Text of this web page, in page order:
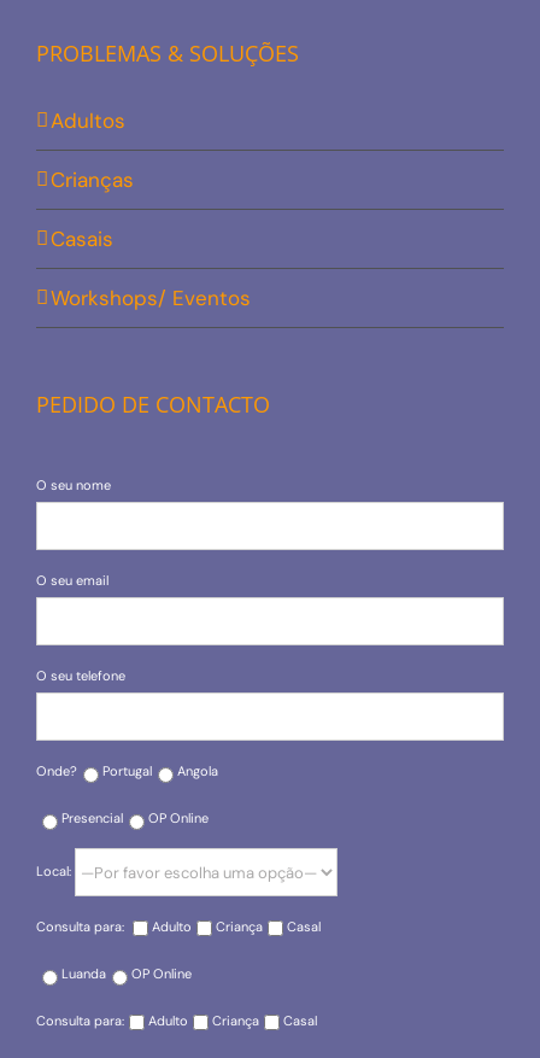
PROBLEMAS & SOLUÇÕES
Adultos
Crianças
Casais
Workshops/ Eventos
PEDIDO DE CONTACTO
O seu nome
O seu email
O seu telefone
Onde? Portugal Angola
Presencial OP Online
Local:
Consulta para: Adulto Criança Casal
Luanda OP Online
Consulta para: Adulto Criança Casal